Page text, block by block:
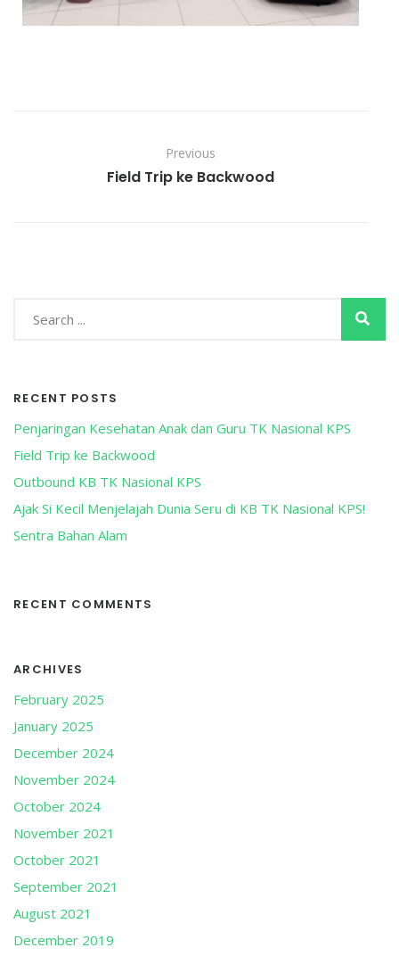
Previous
Field Trip ke Backwood
RECENT POSTS
Penjaringan Kesehatan Anak dan Guru TK Nasional KPS
Field Trip ke Backwood
Outbound KB TK Nasional KPS
Ajak Si Kecil Menjelajah Dunia Seru di KB TK Nasional KPS!
Sentra Bahan Alam
RECENT COMMENTS
ARCHIVES
February 2025
January 2025
December 2024
November 2024
October 2024
November 2021
October 2021
September 2021
August 2021
December 2019